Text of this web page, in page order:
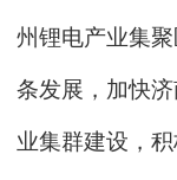
州锂电产业集
条发展，加快
业集群建设，